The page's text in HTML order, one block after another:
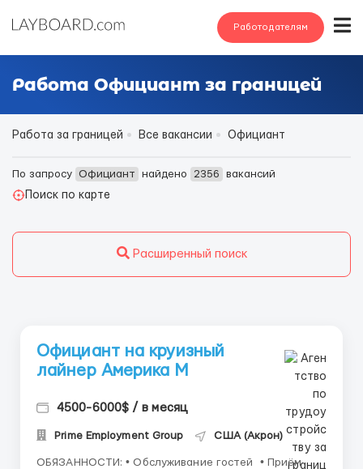
Работодателям
Работа Официант за границей
Работа за границей Все вакансии Официант
По запросу Официант найдено 2356
вакансий
Поиск по карте
Расширенный поиск
Официант на круизный
лайнер Америка М
4500-6000$ / в месяц
Prime Employment Group США (Акрон)
ОБЯЗАННОСТИ: • Обслуживание гостей • Приём